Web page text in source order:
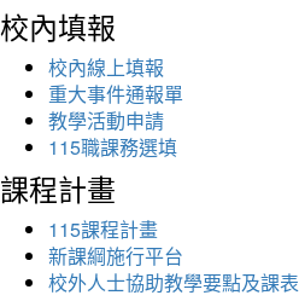
校內填報
校內線上填報
重大事件通報單
教學活動申請
115職課務選填
課程計畫
115課程計畫
新課綱施行平台
校外人士協助教學要點及課表